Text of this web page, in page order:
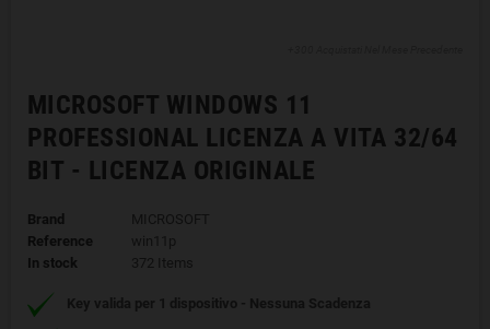
MICROSOFT WINDOWS 11
PROFESSIONAL LICENZA A VITA 32/64
BIT - LICENZA ORIGINALE
Brand
MICROSOFT
Reference
win11p
In stock
372 Items
Key valida per 1 dispositivo - Nessuna Scadenza